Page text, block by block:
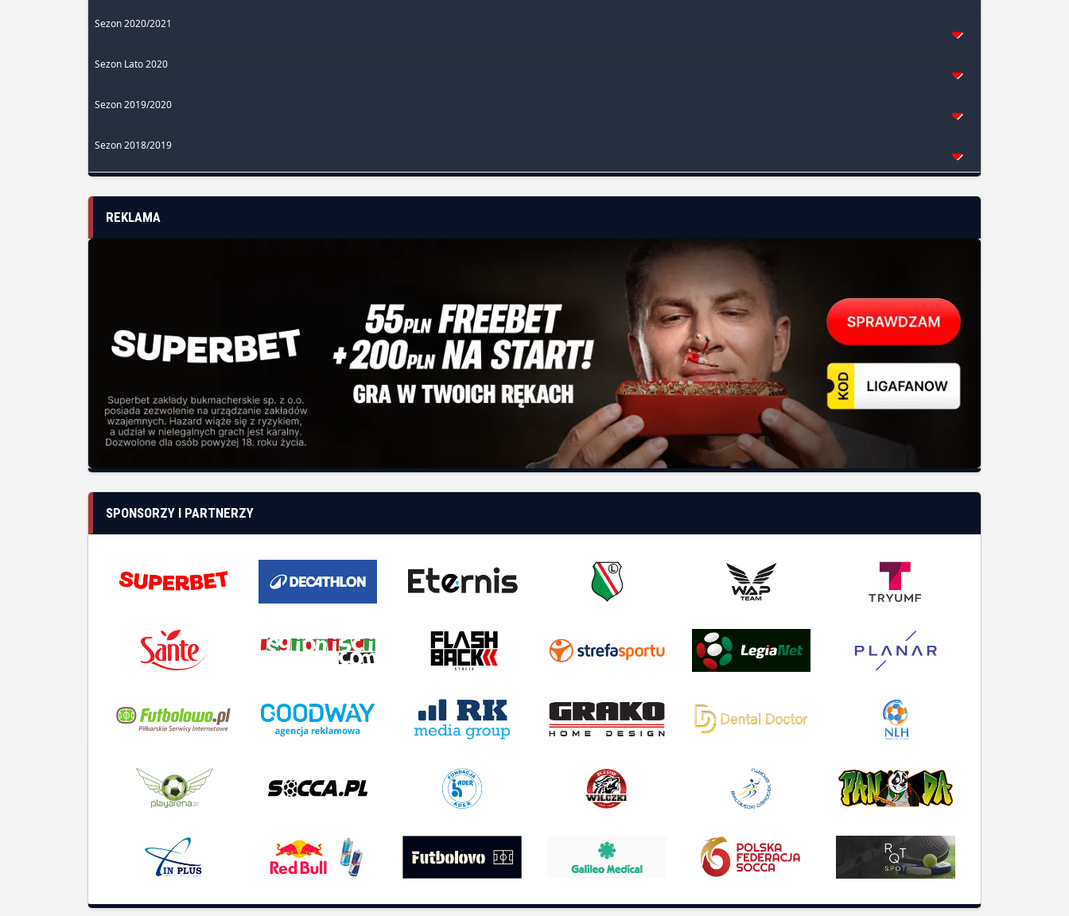
Sezon 2020/2021
Sezon Lato 2020
Sezon 2019/2020
Sezon 2018/2019
REKLAMA
+48 609 021 030
Copyright © Ligafanów 2008 - 2026
O NAS
FAQ
Reprezentacja
Partnerzy
TURNIEJE
SOCCA CUP
SUPERBET CUP
DECATHLON CUP
STATYSTYKI
Kolejki
Sezonu
O SERWISIE
Zasady korzystania
Wymagania systemowe
Polityka prywatności